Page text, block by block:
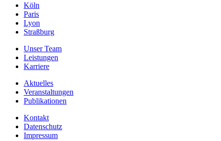
Köln
Paris
Lyon
Straßburg
Unser Team
Leistungen
Karriere
Aktuelles
Veranstaltungen
Publikationen
Kontakt
Datenschutz
Impressum